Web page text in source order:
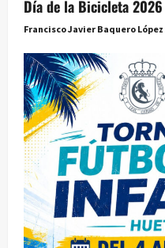
Día de la Bicicleta
Francisco Javier Baquero López